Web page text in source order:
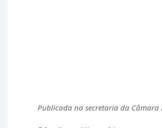
Publicada na secretaria da Câmara